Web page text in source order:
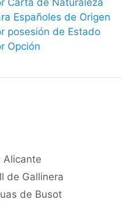
Españoles de Origen
posesión de Estado
Opción
Alicante
de Gallinera
de Busot